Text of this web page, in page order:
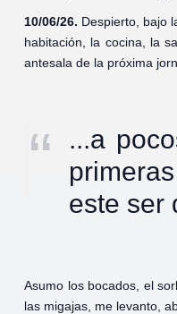
10/06/26. Despierto, bajo
habitación, la cocina, la
antesala de la próxima
...a
este ser
Asumo los bocados, el
las migajas, me levanto,